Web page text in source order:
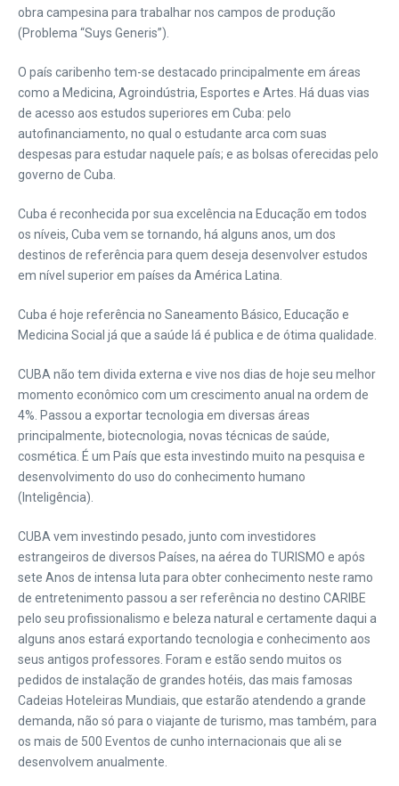
obra campesina para trabalhar nos campos de produção
(Problema “Suys Generis”).
O país caribenho tem-se destacado principalmente em áreas
como a Medicina, Agroindústria, Esportes e Artes. Há duas vias
de acesso aos estudos superiores em Cuba: pelo
autofinanciamento, no qual o estudante arca com suas
despesas para estudar naquele país; e as bolsas oferecidas pelo
governo de Cuba.
Cuba é reconhecida por sua excelência na Educação em todos
os níveis, Cuba vem se tornando, há alguns anos, um dos
destinos de referência para quem deseja desenvolver estudos
em nível superior em países da América Latina.
Cuba é hoje referência no Saneamento Básico, Educação e
Medicina Social já que a saúde lá é publica e de ótima qualidade.
CUBA não tem divida externa e vive nos dias de hoje seu melhor
momento econômico com um crescimento anual na ordem de
4%. Passou a exportar tecnologia em diversas áreas
principalmente, biotecnologia, novas técnicas de saúde,
cosmética. É um País que esta investindo muito na pesquisa e
desenvolvimento do uso do conhecimento humano
(Inteligência).
CUBA vem investindo pesado, junto com investidores
estrangeiros de diversos Países, na aérea do TURISMO e após
sete Anos de intensa luta para obter conhecimento neste ramo
de entretenimento passou a ser referência no destino CARIBE
pelo seu profissionalismo e beleza natural e certamente daqui a
alguns anos estará exportando tecnologia e conhecimento aos
seus antigos professores. Foram e estão sendo muitos os
pedidos de instalação de grandes hotéis, das mais famosas
Cadeias Hoteleiras Mundiais, que estarão atendendo a grande
demanda, não só para o viajante de turismo, mas também, para
os mais de 500 Eventos de cunho internacionais que ali se
desenvolvem anualmente.